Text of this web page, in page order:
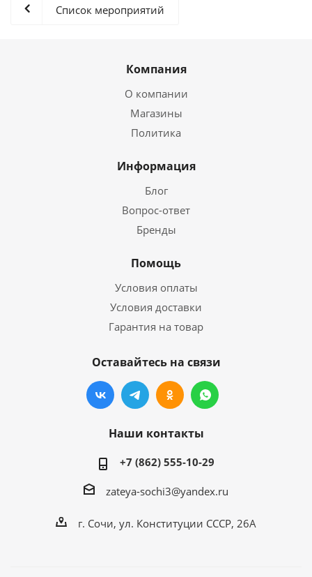
Список мероприятий
Компания
О компании
Магазины
Политика
Информация
Блог
Вопрос-ответ
Бренды
Помощь
Условия оплаты
Условия доставки
Гарантия на товар
Оставайтесь на связи
Наши контакты
+7 (862) 555-10-29
zateya-sochi3@yandex.ru
г. Сочи, ул. Конституции СССР, 26А